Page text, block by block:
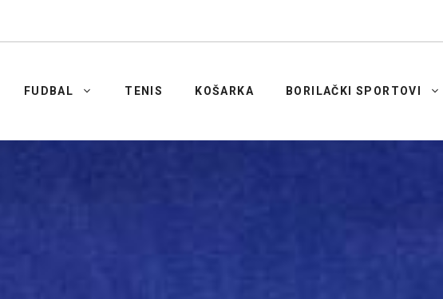
FUDBAL TENIS KOŠARKA BORILAČKI SPORTOVI